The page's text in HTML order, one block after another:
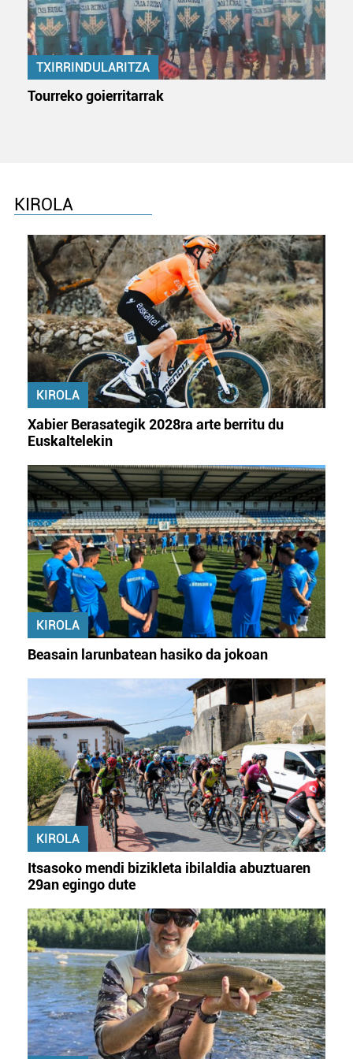
neurtzeko, jendeari buruzko informazioa biltzeko eta
produktuak garatzeko. Zure datuak nork eta zertarako
erabiltzen dituen hauta dezakezu.
Bazkide batzuek ez dizute baimenik eskatzen, eta beren
interes komertzial legitimoetan babesten dira. Ikusi gure
Lortu zure datu pertsonalak prozesatzeko moduari
buruzko informazio gehiago eta ezarri zure lehentasunak
datuen atalean. Edozein unetan alda edo ken dezakezu
zure baimena Cookieen adierazpenean.
Webgune honek cookie propioak eta hirugarrenen cookie-
fitxategiak erabiltzen ditu. Zure esperientzia eta
zerbitzuak hobetzeko asmoz, cookie teknologiaz
baliatzen gara. Ohar hau onartuz gero, teknologia hori
erabiltzeko baimen esplizitua ematen diguzu.Gehiago
irakurri
TXIRRINDULARITZA
Tourreko goierritarrak
KIROLA
KIROLA
Xabier Berasategik 2028ra arte berritu du
Euskaltelekin
KIROLA
Beasain larunbatean hasiko da jokoan
KIROLA
Itsasoko mendi bizikleta ibilaldia abuztuaren
29an egingo dute